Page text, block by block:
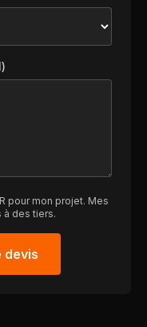
pour mon projet. Mes
à des tiers.
devis